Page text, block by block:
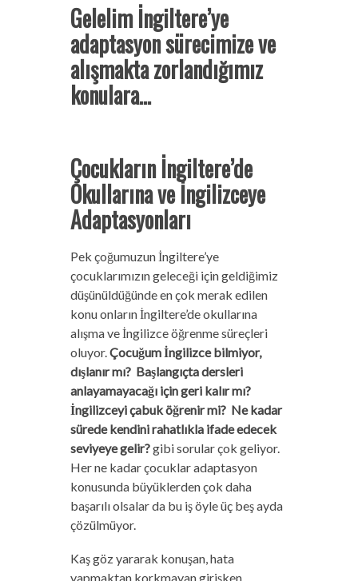
Gelelim İngiltere’ye
adaptasyon sürecimize ve
alışmakta zorlandığımız
konulara…
Çocukların İngiltere’de
Okullarına ve İngilizceye
Adaptasyonları
Pek çoğumuzun İngiltere’ye
çocuklarımızın geleceği için geldiğimiz
düşünüldüğünde en çok merak edilen
konu onların İngiltere’de okullarına
alışma ve İngilizce öğrenme süreçleri
oluyor.Çocuğum İngilizce bilmiyor,
dışlanır mı? Başlangıçta dersleri
anlayamayacağı için geri kalır mı?
İngilizceyi çabuk öğrenir mi? Ne kadar
sürede kendini rahatlıkla ifade edecek
seviyeye gelir?gibi sorular çok geliyor.
Her ne kadar çocuklar adaptasyon
konusunda büyüklerden çok daha
başarılı olsalar da bu iş öyle üç beş ayda
çözülmüyor.
Kaş göz yararak konuşan, hata
yapmaktan korkmayan girişken